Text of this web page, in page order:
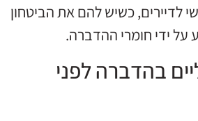
לדיירים, כשיש להם את הביטחון
על ידי חומרי ההדברה.
בהדברה לפני